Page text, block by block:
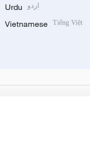
Urdu اردو
Vietnamese Tiếng Việt